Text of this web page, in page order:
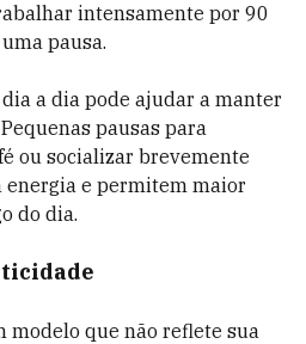
intensamente por 90
pausa.
a dia pode ajudar a manter
pausas para
ou socializar brevemente
energia e permitem maior
do dia.
modelo que não reflete sua